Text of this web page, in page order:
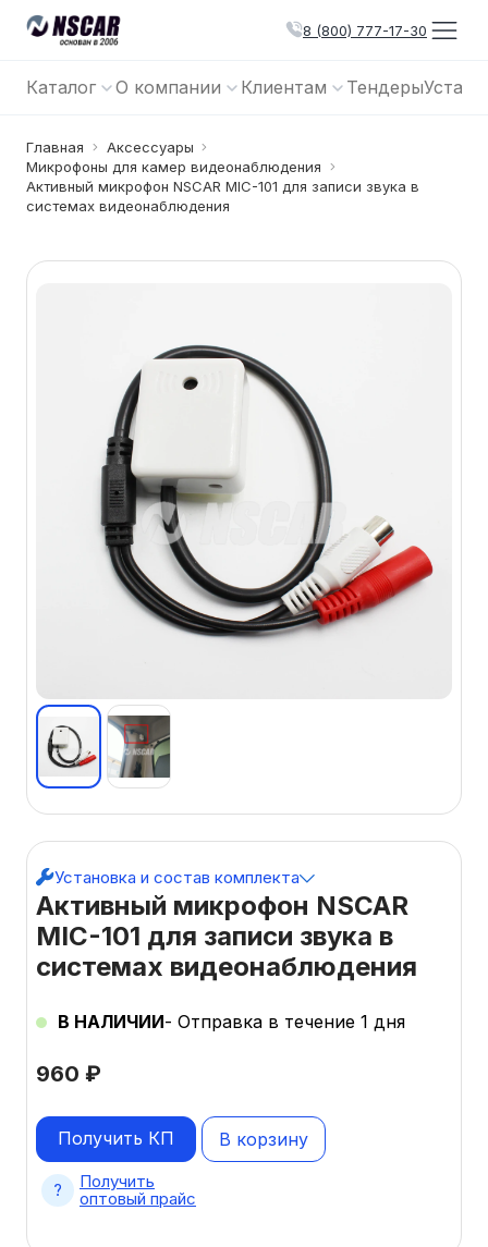
8 (800) 777-17-30
Каталог О компании Клиентам Тендеры
Главная
Аксессуары
Микрофоны для камер видеонаблюдения
Активный микрофон NSCAR MIC-101 для записи звука в
системах видеонаблюдения
Активный микрофон NSCAR
MIC-101 для записи звука в
системах видеонаблюдения
960 ₽
В НАЛИЧИИ- Отправка в течение 1 дня
Установка и состав комплекта
В корзину
Получить КП
Получить
оптовый прайс